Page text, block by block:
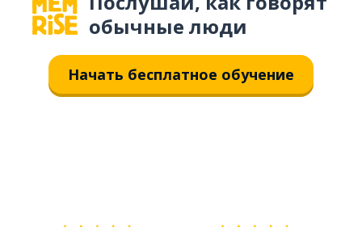
обычные люди
Начать бесплатное обучение